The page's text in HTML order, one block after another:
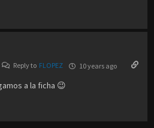
Reply to FLOPEZ 10 years ago
a la ficha 😉